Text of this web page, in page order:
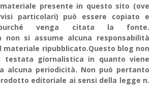
materiale presente in questo sito (ove
particolari) può essere copiato e
purché venga citata la fonte.
non si assume alcuna responsabilità
materiale ripubblicato.Questo blog non
testata giornalistica in quanto viene
alcuna periodicità. Non può pertanto
editoriale ai sensi della legge n.